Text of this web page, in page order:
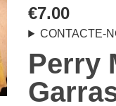
€7.00
CONTACTE-
Perry